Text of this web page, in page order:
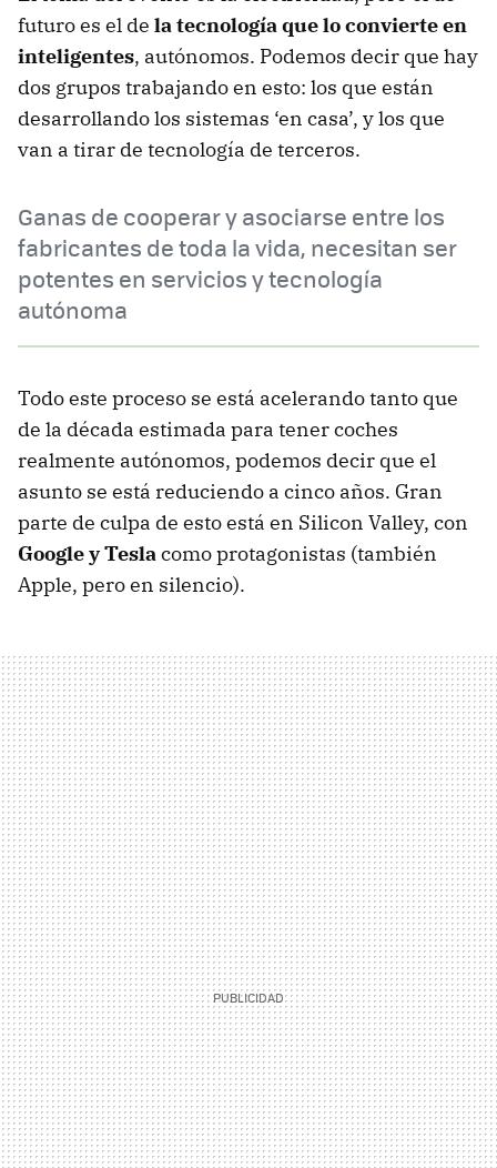
futuro es el de la tecnología que lo convierte en
inteligentes, autónomos. Podemos decir que hay
dos grupos trabajando en esto: los que están
desarrollando los sistemas ‘en casa’, y los que
van a tirar de tecnología de terceros.
Ganas de cooperar y asociarse entre los
fabricantes de toda la vida, necesitan ser
potentes en servicios y tecnología
autónoma
Todo este proceso se está acelerando tanto que
de la década estimada para tener coches
realmente autónomos, podemos decir que el
asunto se está reduciendo a cinco años. Gran
parte de culpa de esto está en Silicon Valley, con
Google y Teslacomo protagonistas (también
Apple, pero en silencio).